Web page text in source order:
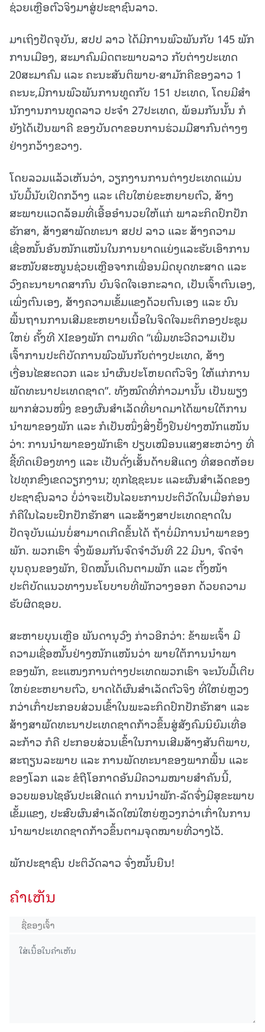
ຊ່ວຍເຫຼືອຕົວຈິງມາສູ່ປະຊາຊົນລາວ.
ມາເຖິງປັດຈຸບັນ, ສປປ ລາວ ໄດ້ມີການພົວພັນກັບ 145 ພັກ
ການເມືອງ, ສະມາຄົມມິດຕະພາບລາວ ກັບຕ່າງປະເທດ
20ສະມາຄົມ ແລະ ຄະນະສັນຕິພາບ-ສາມັກຄີຂອງລາວ 1
ຄະນະ,ມີການພົວພັນການທູດກັບ 151 ປະເທດ, ໂດຍມີສໍາ
ນັກງານການທູດລາວ ປະຈໍາ 27ປະເທດ, ພ້ອມກັນນັ້ນ ກໍ
ຍັງໄດ້ເປັນພາຄີ ຂອງບັນດາຂອບການຮ່ວມມືສາກົນຕ່າງໆ
ຢ່າງກວ້າງຂວາງ.
ໂດຍລວມແລ້ວເຫັນວ່າ, ວຽກງານການຕ່າງປະເທດແມ່ນ
ນັບມື້ນັບເປີດກວ້າງ ແລະ ເຕີບໃຫຍ່ຂະຫຍາຍຕົວ, ສ້າງ
ສະພາບແວດລ້ອມທີ່ເອື້ອອໍານວຍໃຫ້ແກ່ ພາລະກິດປົກປັກ
ຮັກສາ, ສ້າງສາພັດທະນາ ສປປ ລາວ ແລະ ສ້າງຄວາມ
ເຊື່ອໝັ້ນອັນໜັກແໜ້ນໃນການຍາດແຍ່ງແລະຮັບເອົາການ
ສະໜັບສະໜູນຊ່ວຍເຫຼືອຈາກເພື່ອນມິດຍຸດທະສາດ ແລະ
ວົງຄະນາຍາດສາກົນ ບົນຈິດໃຈເອກະລາດ, ເປັນເຈົ້າຕົນເອງ,
ເພິ່ງຕົນເອງ, ສ້າງຄວາມເຂັ້ມແຂງດ້ວຍຕົນເອງ ແລະ ບົນ
ພື້ນຖານການເສີມຂະຫຍາຍເນື້ອໃນຈິດໃຈມະຕິກອງປະຊຸມ
ໃຫຍ່ ຄັ້ງທີ XIຂອງພັກ ຕາມທິດ “ເພີ່ມທະວີຄວາມເປັນ
ເຈົ້າການປະຕິບັດການພົວພັນກັບຕ່າງປະເທດ, ສ້າງ
ເງື່ອນໄຂສະດວກ ແລະ ນຳຜົນປະໂຫຍດຕົວຈິງ ໃຫ້ແກ່ການ
ພັດທະນາປະເທດຊາດ”. ທັງໝົດທີ່ກ່າວມານັ້ນ ເປັນພຽງ
ພາກສ່ວນໜຶ່ງ ຂອງຜົນສຳເລັດທີ່ຍາດມາໄດ້ພາຍໃຕ້ການ
ນຳພາຂອງພັກ ແລະ ກໍເປັນໜຶ່ງສິ່ງຢັ້ງຢືນຢ່າງໜັກແໜ້ນ
ວ່າ: ການນໍາພາຂອງພັກເຮົາ ປຽບເໝືອນແສງສະຫວ່າງ ທີ່
ຊີ້ທິດເຍືອງທາງ ແລະ ເປັນດັ່ງເສັ້ນດ້າຍສີແດງ ທີ່ສອດຫ້ອຍ
ໄປທຸກຂົງເຂດວຽກງານ; ທຸກໄຊຊະນະ ແລະຜົນສຳເລັດຂອງ
ປະຊາຊົນລາວ ບໍ່ວ່າຈະເປັນໄລຍະການປະຕິວັດໃນເມື່ອກ່ອນ
ກໍຄືໃນໄລຍະປົກປັກຮັກສາ ແລະສ້າງສາປະເທດຊາດໃນ
ປັດຈຸບັນແມ່ນບໍ່ສາມາດເກີດຂຶ້ນໄດ້ ຖ້າບໍ່ມີການນຳພາຂອງ
ພັກ. ພວກເຮົາ ຈົ່ງພ້ອມກັນຈົດຈຳວັນທີ 22 ມີນາ, ຈົດຈຳ
ບຸນຄຸນຂອງພັກ, ຢຶດໝັ້ນເດີນຕາມພັກ ແລະ ຕັ້ງໜ້າ
ປະຕິບັດແນວທາງນະໂຍບາຍທີ່ພັກວາງອອກ ດ້ວຍຄວາມ
ຮັບຜິດຊອບ.
ສະຫາຍບຸນເຫຼືອ ພັນດານຸວົງ ກ່າວອີກວ່າ: ຂ້າພະເຈົ້າ ມີ
ຄວາມເຊື່ອໝັ້ນຢ່າງໜັກແໜ້ນວ່າ ພາຍໃຕ້ການນຳພາ
ຂອງພັກ, ຂະແໜງການຕ່າງປະເທດພວກເຮົາ ຈະນັບມື້ເຕີບ
ໃຫຍ່ຂະຫຍາຍຕົວ, ຍາດໄດ້ຜົນສຳເລັດຕົວຈິງ ທີ່ໃຫຍ່ຫຼວງ
ກວ່າເກົ່າປະກອບສ່ວນເຂົ້າໃນພະລະກິດປົກປັກຮັກສາ ແລະ
ສ້າງສາພັດທະນາປະເທດຊາດກ້າວຂຶ້ນສູ່ສັງຄົມນິຍົມເທື່ອ
ລະກ້າວ ກໍຄື ປະກອບສ່ວນເຂົ້າໃນການເສີມສ້າງສັນຕິພາບ,
ສະຖຽນລະພາບ ແລະ ການພັດທະນາຂອງພາກພື້ນ ແລະ
ຂອງໂລກ ແລະ ຂໍຖືໂອກາດອັນມີຄວາມໝາຍສຳຄັນນີ້,
ອວຍພອນໄຊອັນປະເສີດແດ່ ການນຳພັກ-ລັດຈົ່ງມີສຸຂະພາບ
ເຂັ້ມແຂງ, ປະສົບຜົນສຳເລັດໃໝ່ໃຫຍ່ຫຼວງກວ່າເກົ່າໃນການ
ນຳພາປະເທດຊາດກ້າວຂຶ້ນຕາມຈຸດໝາຍທີ່ວາງໄວ້.
ພັກປະຊາຊົນ ປະຕິວັດລາວ ຈົ່ງໝັ້ນຍືນ!
ຄໍາເຫັນ